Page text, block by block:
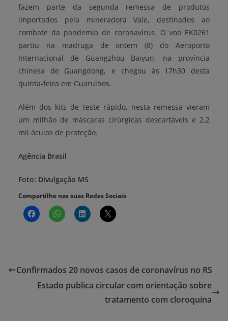
fazem parte da segunda remessa de produtos
importados pela mineradora Vale, destinados ao
combate da pandemia de coronavírus. O voo EK0261
partiu na madruga de ontem (8) do Aeroporto
Internacional de Guangzhou Baiyun, na província
chinesa de Guangdong, e chegou às 17h30 desta
quinta-feira em Guarulhos.
Além dos kits de teste rápido, nesta remessa vieram
um milhão de máscaras cirúrgicas descartáveis e 2,2
mil óculos de proteção.
Agência Brasil
Foto: Divulgação MS
Compartilhe nas suas Redes Sociais
Confirmados 20 novos casos de coronavírus no RS
Estado publica circular com orientação sobre
tratamento com cloroquina